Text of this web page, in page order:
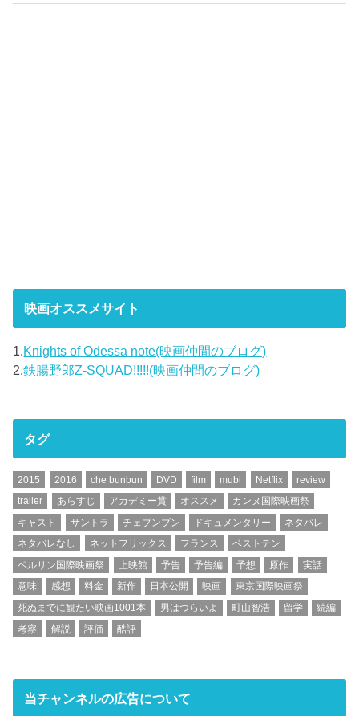
映画オススメサイト
1.Knights of Odessa note(映画仲間のブログ)
2.鉄腸野郎Z-SQUAD!!!!!(映画仲間のブログ)
タグ
2015 2016 che bunbun DVD film mubi Netflix
review
trailer
あらすじ アカデミー賞 オススメ
カンヌ国際映画祭
キャスト
サントラ チェブンブン ドキュメンタリー
ネタバレ
ネタバレなし
ネットフリックス フランス
ベストテン
ベルリン国際映画祭
上映館 予告 予告編 予想 原作
実話
意味
感想 料金 新作 日本公開 映画
東京国際映画祭
死ぬまでに観たい映画1001本
男はつらいよ 町山智浩 留学
続編
考察
解説 評価 酷評
当チャンネルの広告について